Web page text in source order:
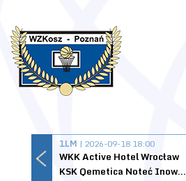
1LM | 2026-09-18 18:00
WKK Active Hotel Wrocław
KSK Qemetica Noteć Inowrocław